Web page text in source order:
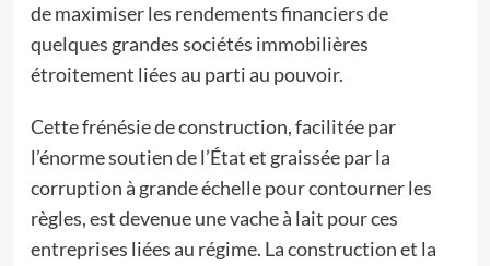
de maximiser les rendements financiers de
quelques grandes sociétés immobilières
étroitement liées au parti au pouvoir.
Cette frénésie de construction, facilitée par
l’énorme soutien de l’État et graissée par la
corruption à grande échelle pour contourner les
règles, est devenue une vache à lait pour ces
entreprises liées au régime. La construction et la